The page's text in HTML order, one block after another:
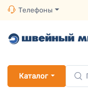
Телефоны
Каталог